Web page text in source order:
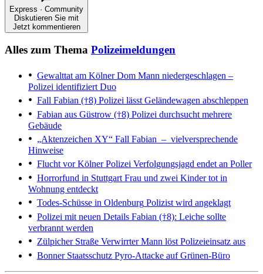
Express · Community
Diskutieren Sie mit
Jetzt kommentieren
Alles zum Thema Polizeimeldungen
Gewalttat am Kölner Dom Mann niedergeschlagen –
Polizei identifiziert Duo
Fall Fabian (†8) Polizei lässt Geländewagen abschleppen
Fabian aus Güstrow (†8) Polizei durchsucht mehrere
Gebäude
„Aktenzeichen XY“ Fall Fabian – vielversprechende
Hinweise
Flucht vor Kölner Polizei Verfolgungsjagd endet an Poller
Horrorfund in Stuttgart Frau und zwei Kinder tot in
Wohnung entdeckt
Todes-Schüsse in Oldenburg Polizist wird angeklagt
Polizei mit neuen Details Fabian (†8): Leiche sollte
verbrannt werden
Zülpicher Straße Verwirrter Mann löst Polizeieinsatz aus
Bonner Staatsschutz Pyro-Attacke auf Grünen-Büro